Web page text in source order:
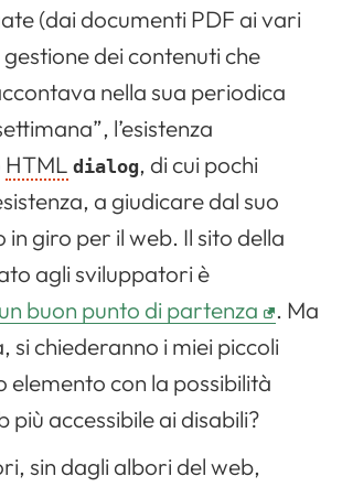
(dai documenti PDF ai vari
dei contenuti che
nella sua periodica
l’esistenza
HTML dialog, di cui pochi
a giudicare dal suo
in giro per il web. Il sito della
agli sviluppatori è
un buon punto di partenza
. Ma
si chiederanno i miei piccoli
elemento con la possibilità
più accessibile ai disabili?
sin dagli albori del web,